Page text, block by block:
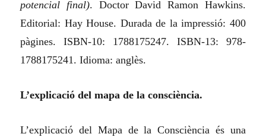
potencial final). Doctor David Ramon Hawkins.
Editorial: Hay House. Durada de la impressió: 400
pàgines. ISBN-10: 1788175247. ISBN-13: 978-
1788175241. Idioma: anglès.
L’explicació del mapa de la consciència.
L’explicació del Mapa de la Consciència és una